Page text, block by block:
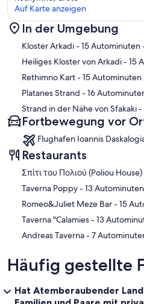
Auf Karte anzeigen
In der Umgebung
Kloster Arkadi- 15 Autominuten
Heiliges Kloster von Arkadi- 15
Rethimno Kart- 15 Autominuten
Platanes Strand - 16
Strand in der Nähe von Sfakaki-
Fortbewegung vor
Flughafen Ioannis
Restaurants
‪Taverna Poppy - ‬13 Autominuten
‪Romeo&Juliet
‪Taverna "Calamies - ‬13
‪Andreas Taverna - ‬7
Häufig gestellte
Hat Atemberaubender